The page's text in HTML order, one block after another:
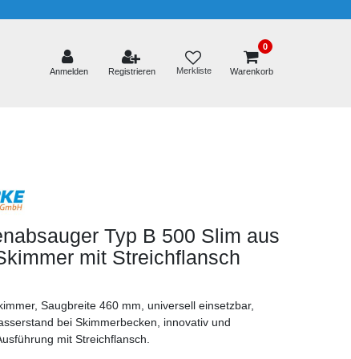
Anmelden Registrieren Merkliste
0
Warenkorb
Typ B 500 Slim aus
mit Streichflansch
Saugbreite 460 mm, universell einsetzbar,
bei Skimmerbecken, innovativ und
mit Streichflansch.